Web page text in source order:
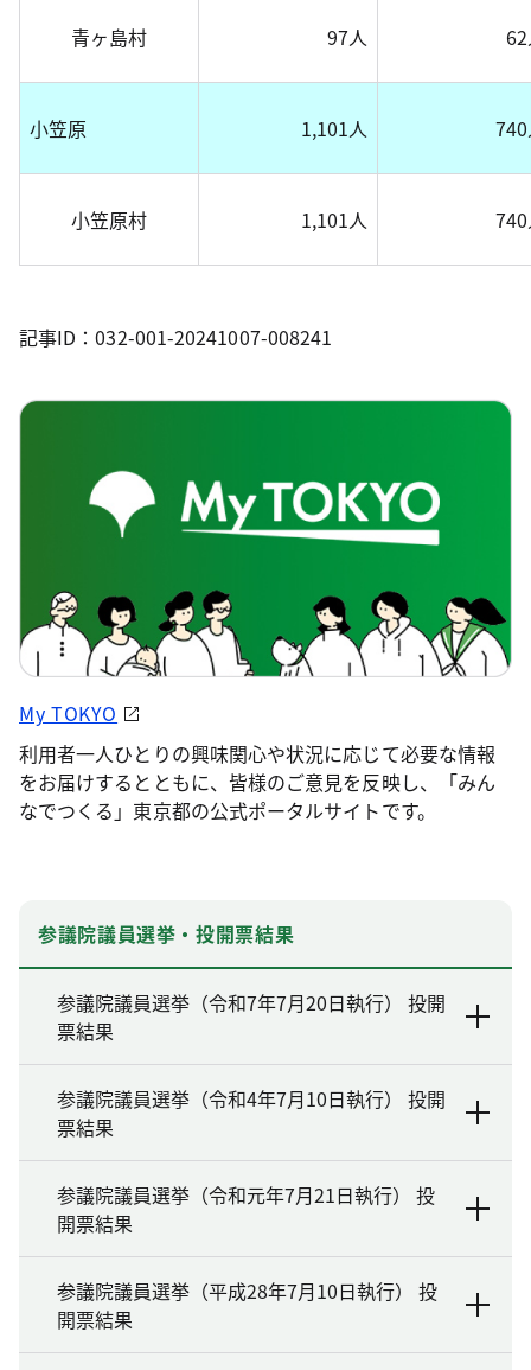
青ヶ島村 97人
小笠原 1,101人
小笠原村 1,101人
記事ID：032-001-20241007-008241
My TOKYO
利用者一人ひとりの興味関心や状況に応じて必要な情報
をお届けするとともに、皆様のご意見を反映し、「みん
なでつくる」東京都の公式ポータルサイトです。
参議院議員選挙・投開票結果
参議院議員選挙（令和7年7月20日執行） 投開
票結果
参議院議員選挙（令和4年7月10日執行） 投開
票結果
参議院議員選挙（令和元年7月21日執行） 投
開票結果
参議院議員選挙（平成28年7月10日執行） 投
開票結果